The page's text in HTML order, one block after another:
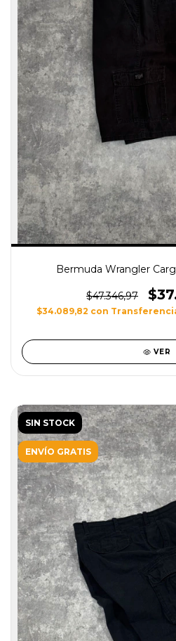
Bermuda Wrangler
$47.346,97
$34.089,82 con
VER
SIN STOCK
ENVÍO GRATIS